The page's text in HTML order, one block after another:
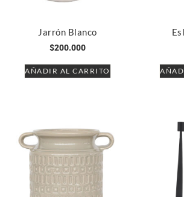
Jarrón Blanco
$200.000
AÑADIR AL CARRITO